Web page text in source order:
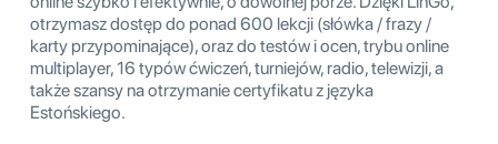
otrzymasz dostęp do ponad 600 lekcji (słówka / frazy /
karty przypominające), oraz do testów i ocen, trybu online
multiplayer, 16 typów ćwiczeń, turniejów, radio, telewizji, a
także szansy na otrzymanie certyfikatu z języka
Estońskiego.